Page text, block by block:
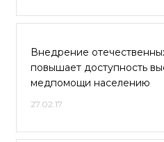
Внедрение
повышает доступность
медпомощи населению
27.02.17